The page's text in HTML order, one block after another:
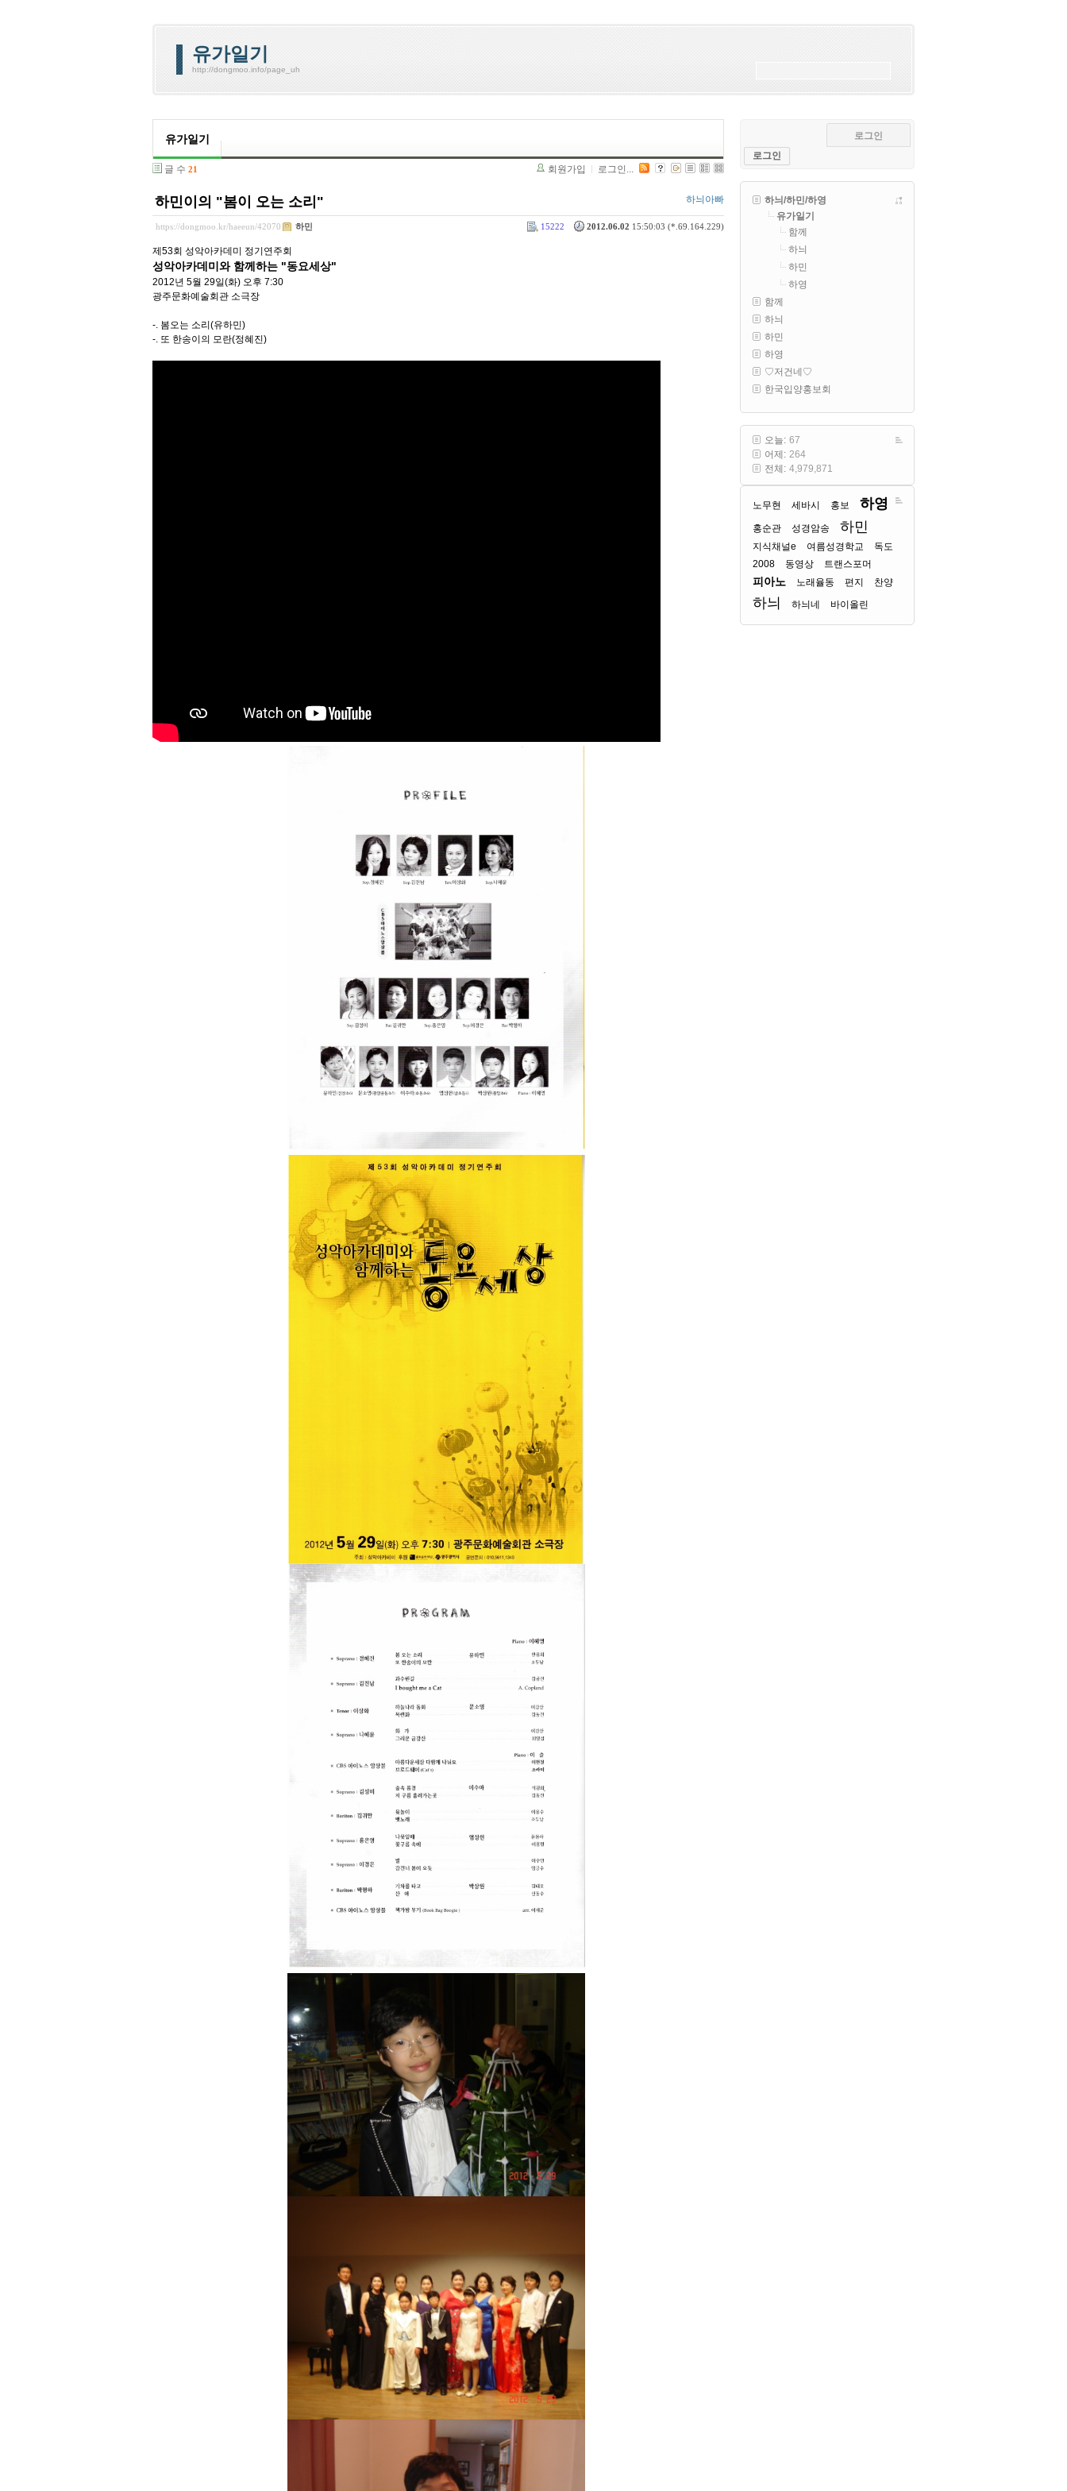
유가일기
http://dongmoo.info/page_uh
유가일기
글 수 21 회원가입 로그인...
하민이의 "봄이 오는 소리" 하늬아빠
https://dongmoo.kr/haeeun/42070 2012.06.02 15:50:03 (*.69.164.229)
15222
하민
제53회 성악아카데미 정기연주회
성악아카데미와 함께하는 "동요세상"
2012년 5월 29일(화) 오후 7:30
광주문화예술회관 소극장
-. 봄오는 소리(유하민)
-. 또 한송이의 모란(정혜진)
로그인
로그인
하늬/하민/하영
유가일기
함께
하늬
하민
하영
함께
하늬
하민
하영
♡저건네♡
한국입양홍보회
오늘: 67
어제: 264
전체: 4,979,871
노무현 세바시 홍보 하영
홍순관 성경암송 하민
지식채널e 여름성경학교
독도
2008
동영상 트랜스포머
피아노 노래율동 편지 찬양
하늬 하늬네 바이올린